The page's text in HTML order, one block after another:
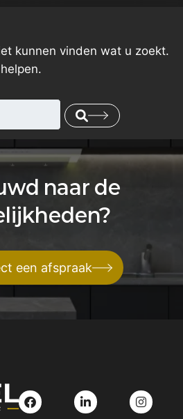
kunnen vinden wat u zoekt.
naar de
een afspraak